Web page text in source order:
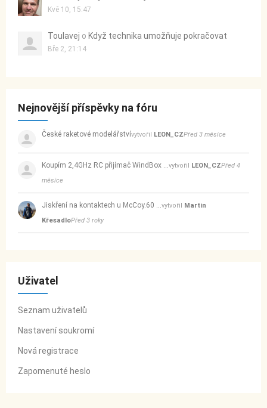
Kvě 10, 15:47
Toulavej o Když technika umožňuje pokračovat
Bře 2, 21:14
Nejnovější příspěvky na fóru
České raketové modelářstvívytvořil LEON_CZPřed 3 měsíce
Koupím 2,4GHz RC přijímač WindBox … vytvořil LEON_CZPřed 4
měsíce
Jiskření na kontaktech u McCoy.60 … vytvořil Martin
KřesadloPřed 3 roky
Uživatel
Seznam uživatelů
Nastavení soukromí
Nová registrace
Zapomenuté heslo